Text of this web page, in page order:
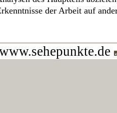
der Arbeit auf